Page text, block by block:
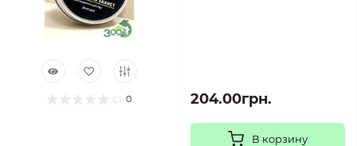
0 204.00грн.
В корзину